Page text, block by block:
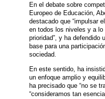
En el debate sobre
Europeo de Educación,
destacado que “impulsar
en todos los niveles y a
prioridad”, y ha defendido
base para una
sociedad.
En este sentido, ha
un enfoque amplio y
ha precisado que “no se
“consideramos tan